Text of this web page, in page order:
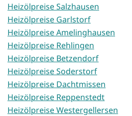
Heizölpreise Salzhausen
Heizölpreise Garlstorf
Heizölpreise Amelinghausen
Heizölpreise Rehlingen
Heizölpreise Betzendorf
Heizölpreise Soderstorf
Heizölpreise Dachtmissen
Heizölpreise Reppenstedt
Heizölpreise Westergellersen